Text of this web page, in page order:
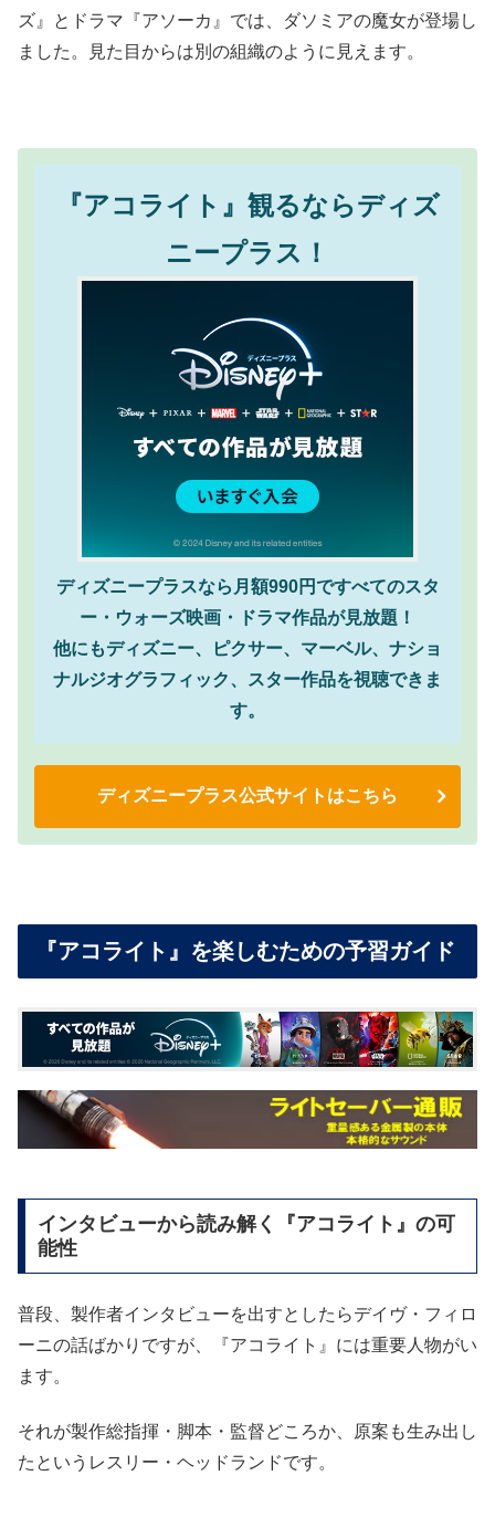
ズ』とドラマ『アソーカ』では、ダソミアの魔女が登場し
ました。見た目からは別の組織のように見えます。
『アコライト』観るならディズ
ニープラス！
ディズニープラスなら月額990円ですべてのスタ
ー・ウォーズ映画・ドラマ作品が見放題！
他にもディズニー、ピクサー、マーベル、ナショ
ナルジオグラフィック、スター作品を視聴できま
す。
ディズニープラス公式サイトはこちら
『アコライト』を楽しむための予習ガイド
インタビューから読み解く『アコライト』の可
能性
普段、製作者インタビューを出すとしたらデイヴ・フィロ
ーニの話ばかりですが、『アコライト』には重要人物がい
ます。
それが製作総指揮・脚本・監督どころか、原案も生み出し
たというレスリー・ヘッドランドです。